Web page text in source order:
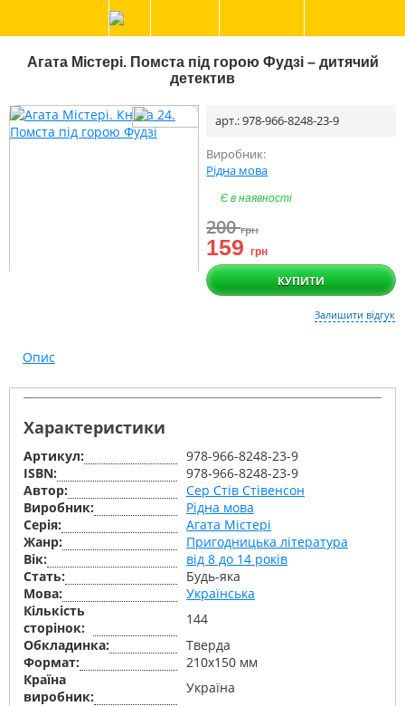
Агата Містері. Помста під горою Фудзі – дитячий
детектив
арт.: 978-966-8248-23-9
Виробник:
Рідна мова
Є в наявності
200грн
159грн
КУПИТИ
Залишити відгук
Опис
Характеристики
Артикул:
978-966-8248-23-9
ISBN:
978-966-8248-23-9
Автор:
Сер Стів Стівенсон
Виробник:
Рідна мова
Серiя:
Агата Містері
Жанр:
Пригодницька література
Вік:
від 8 до 14 років
Стать:
Будь-яка
Мова:
Українська
Кількість
сторінок:
144
Обкладинка:
Тверда
Формат:
210х150 мм
Країна
виробник:
Україна